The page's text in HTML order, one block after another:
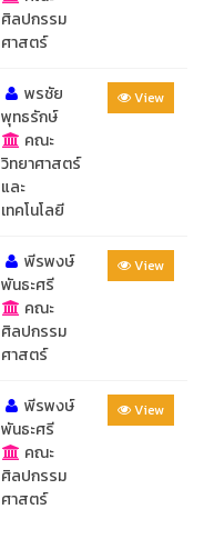
ศิลปกรรม
ศาสตร์
พรชัย
พุทธรักษ์
คณะ
วิทยาศาสตร์
และ
เทคโนโลยี
View
พีรพงษ์
พันธะศรี
คณะ
ศิลปกรรม
ศาสตร์
View
พีรพงษ์
พันธะศรี
คณะ
ศิลปกรรม
ศาสตร์
View